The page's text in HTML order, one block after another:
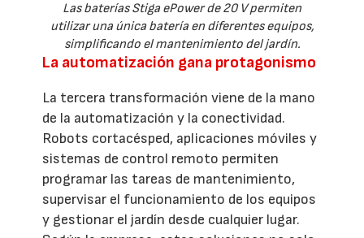
Las baterías Stiga ePower de 20 V permiten
utilizar una única batería en diferentes equipos,
simplificando el mantenimiento del jardín.
La automatización gana protagonismo
La tercera transformación viene de la mano
de la automatización y la conectividad.
Robots cortacésped, aplicaciones móviles y
sistemas de control remoto permiten
programar las tareas de mantenimiento,
supervisar el funcionamiento de los equipos
y gestionar el jardín desde cualquier lugar.